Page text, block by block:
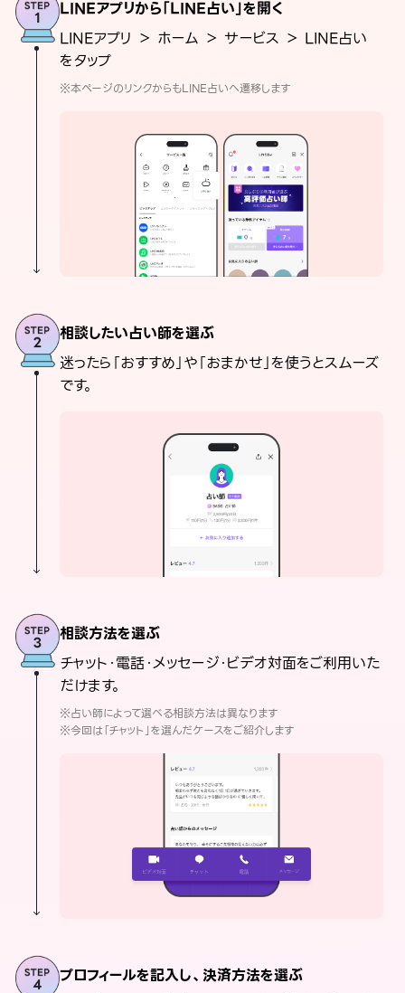
LINEアプリから「LINE占い」を開く
LINEアプリ ＞ ホーム ＞ サービス ＞ LINE占い
をタップ
※本ページのリンクからもLINE占いへ遷移します
相談したい占い師を選ぶ
迷ったら「おすすめ」や「おまかせ」を使うとスムーズ
です。
相談方法を選ぶ
チャット・電話・メッセージ・ビデオ対面をご利用いた
だけます。
※占い師によって選べる相談方法は異なります
※今回は「チャット」を選んだケースをご紹介します
プロフィールを記入し、決済方法を選ぶ